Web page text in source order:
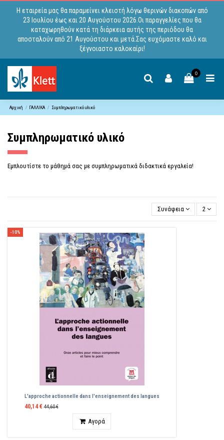
Η εταιρεία μας θα παραμείνει κλειστή λόγω θερινών διακοπών από
23 Ιουλίου έως και 20 Αυγούστου 2026.Οι παραγγελίες που θα
καταχωρηθούν κατά τη διάρκεια αυτής της περιόδου θα
αποσταλούν από 21 Αυγούστου και μετά.Σας ευχόμαστε καλό και
ξέγνοιαστο καλοκαίρι!
0
Αρχική ΓΑΛΛΙΚΑ Συμπληρωματικό υλικό
Συμπληρωματικό υλικό
Εμπλουτίστε το μάθημά σας με συμπληρωματικά διδακτικά εργαλεία!
Συνάφεια 2
-10%
L'approche actionnelle dans l'enseignement des langues
40,14 € 44,60 €
Αγορά